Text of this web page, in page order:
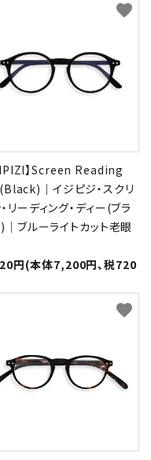
】Screen Reading
｜イジピジ・スクリ
リーディング・ディー(ブラ
｜ブルーライトカット老眼
円(本体7,200円、税720
favorite
favorite